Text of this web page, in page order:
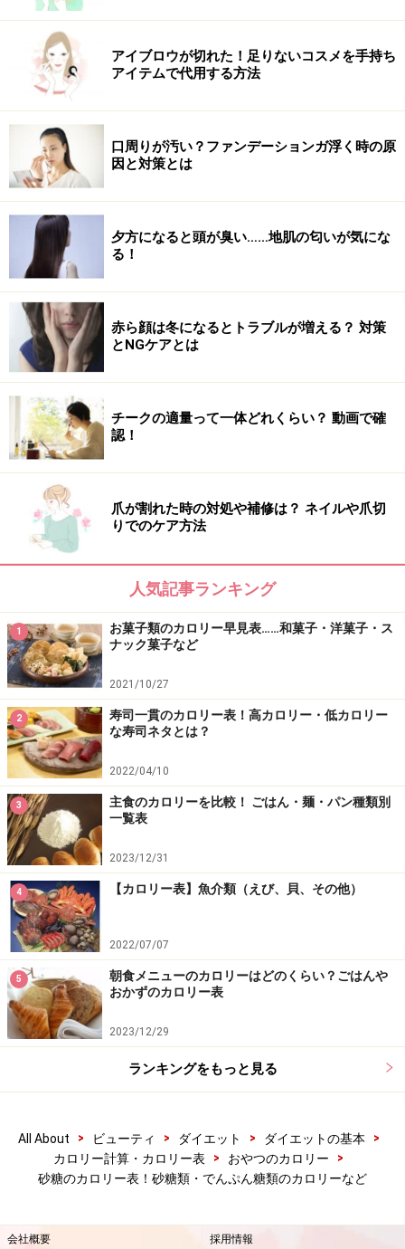
【カロリー表】油脂類（動物性・植物性油脂、バター、
マーガリン）
【カロリー表】魚介類（貝、海老、その他）
主食のカロリーを比較！ ごはん・麺・パン種類別一覧
パンとご飯の種類別カロリー表！ どっちが太る？
お酒とおつまみのカロリー一覧！アルコールのカロリー
計算に
※記事内容は執筆時点のものです。最新の内容をご確認くださ
い。
※ダイエットは個人の体質、また、誤った方法による実践に起因
して体調不良を引き起こす場合があります。実践の際には、必ず
自身の体質及び健康状態を十分に考慮したうえで、正しい方法で
おこなってください。また、全ての方への有効性を保証するもの
【編集部おすすめの購入サイト】
楽天市場で人気のダイエット用品をチェック！
アイブロウが切れた！足りないコスメを手持ち
アイテムで代用する方法
口周りが汚い？ファンデーションガ浮く時の原
因と対策とは
夕方になると頭が臭い……地肌の匂いが気にな
る！
赤ら顔は冬になるとトラブルが増える？ 対策
とNGケアとは
チークの適量って一体どれくらい？ 動画で確
認！
爪が割れた時の対処や補修は？ ネイルや爪切
りでのケア方法
人気記事ランキング
1
お菓子類のカロリー早見表……和菓子・洋菓子・ス
ナック菓子など
2021/10/27
2
寿司一貫のカロリー表！高カロリー・低カロリー
な寿司ネタとは？
2022/04/10
3
主食のカロリーを比較！ ごはん・麺・パン種類別
一覧表
2023/12/31
4 【カロリー表】魚介類（えび、貝、その他）
2022/07/07
5
朝食メニューのカロリーはどのくらい？ごはんや
おかずのカロリー表
2023/12/29
ランキングをもっと見る
All About > ビューティ > ダイエット > ダイエットの基本
>
カロリー計算・カロリー表
> おやつのカロリー
>
砂糖のカロリー表！砂糖類・でんぷん糖類のカロリーなど
会社概要 採用情報